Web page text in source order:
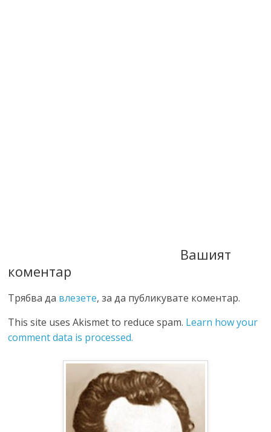
Вашият
коментар
Трябва да влезете, за да публикувате коментар.
This site uses Akismet to reduce spam. Learn how your
comment data is processed.